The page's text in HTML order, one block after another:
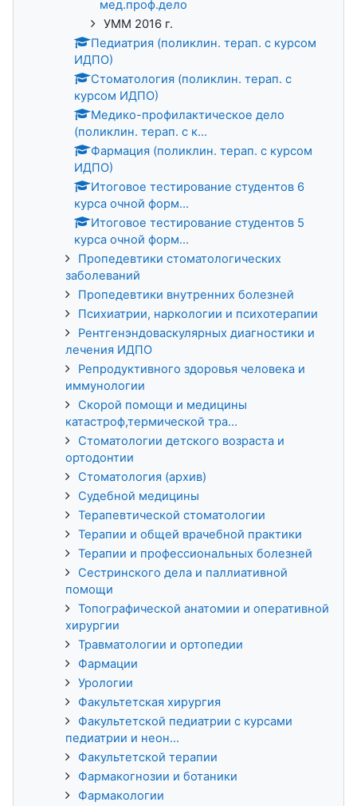
мед.проф.дело
УММ 2016 г.
Педиатрия (поликлин. терап. с курсом
ИДПО)
Стоматология (поликлин. терап. с
курсом ИДПО)
Медико-профилактическое дело
(поликлин. терап. с к...
Фармация (поликлин. терап. с курсом
ИДПО)
Итоговое тестирование студентов 6
курса очной форм...
Итоговое тестирование студентов 5
курса очной форм...
Пропедевтики стоматологических
заболеваний
Пропедевтики внутренних болезней
Психиатрии, наркологии и психотерапии
Рентгенэндоваскулярных диагностики и
лечения ИДПО
Репродуктивного здоровья человека и
иммунологии
Скорой помощи и медицины
катастроф,термической тра...
Стоматологии детского возраста и
ортодонтии
Стоматология (архив)
Судебной медицины
Терапевтической стоматологии
Терапии и общей врачебной практики
Терапии и профессиональных болезней
Сестринского дела и паллиативной
помощи
Топографической анатомии и оперативной
хирургии
Травматологии и ортопедии
Фармации
Урологии
Факультетская хирургия
Факультетской педиатрии с курсами
педиатрии и неон...
Факультетской терапии
Фармакогнозии и ботаники
Фармакологии